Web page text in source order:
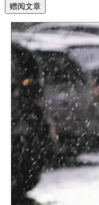
赠阅文章